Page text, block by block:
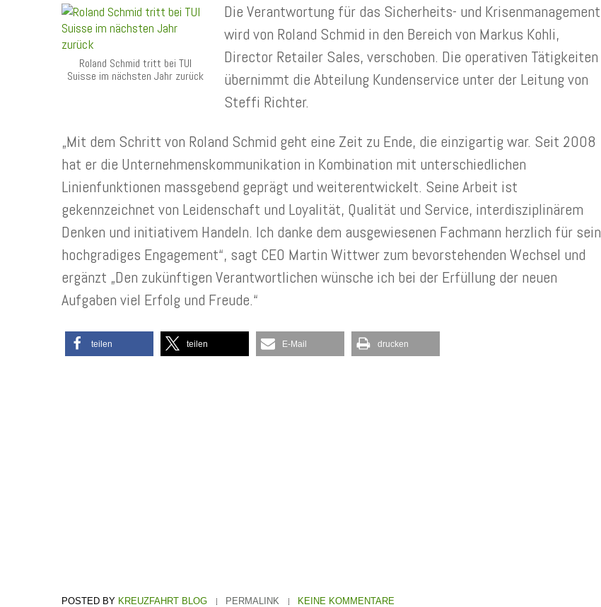
Roland Schmid tritt bei TUI
Suisse im nächsten Jahr zurück
Die Verantwortung für das Sicherheits- und Krisenmanagement
wird von Roland Schmid in den Bereich von Markus Kohli,
Director Retailer Sales, verschoben. Die operativen Tätigkeiten
übernimmt die Abteilung Kundenservice unter der Leitung von
Steffi Richter.
„Mit dem Schritt von Roland Schmid geht eine Zeit zu Ende, die einzigartig war. Seit 2008
hat er die Unternehmenskommunikation in Kombination mit unterschiedlichen
Linienfunktionen massgebend geprägt und weiterentwickelt. Seine Arbeit ist
gekennzeichnet von Leidenschaft und Loyalität, Qualität und Service, interdisziplinärem
Denken und initiativem Handeln. Ich danke dem ausgewiesenen Fachmann herzlich für sein
hochgradiges Engagement“, sagt CEO Martin Wittwer zum bevorstehenden Wechsel und
ergänzt „Den zukünftigen Verantwortlichen wünsche ich bei der Erfüllung der neuen
Aufgaben viel Erfolg und Freude.“
teilen teilen E-Mail drucken
KREUZFAHRT BLOG PERMALINK KEINE KOMMENTARE